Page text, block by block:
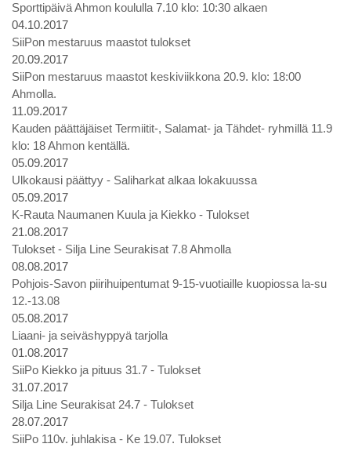
Sporttipäivä Ahmon koululla 7.10 klo: 10:30 alkaen
04.10.2017
SiiPon mestaruus maastot tulokset
20.09.2017
SiiPon mestaruus maastot keskiviikkona 20.9. klo: 18:00
Ahmolla.
11.09.2017
Kauden päättäjäiset Termiitit-, Salamat- ja Tähdet- ryhmillä 11.9
klo: 18 Ahmon kentällä.
05.09.2017
Ulkokausi päättyy - Saliharkat alkaa lokakuussa
05.09.2017
K-Rauta Naumanen Kuula ja Kiekko - Tulokset
21.08.2017
Tulokset - Silja Line Seurakisat 7.8 Ahmolla
08.08.2017
Pohjois-Savon piirihuipentumat 9-15-vuotiaille kuopiossa la-su
12.-13.08
05.08.2017
Liaani- ja seiväshyppyä tarjolla
01.08.2017
SiiPo Kiekko ja pituus 31.7 - Tulokset
31.07.2017
Silja Line Seurakisat 24.7 - Tulokset
28.07.2017
SiiPo 110v. juhlakisa - Ke 19.07. Tulokset